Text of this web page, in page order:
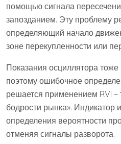
помощью сигнала
запозданием. Эту проблему
определяющий начало
зоне перекупленности или
Показания осциллятора
поэтому ошибочное
решается применением RVI –
бодрости рынка». Индикатор
определения вероятности
отменяя сигналы разворота.